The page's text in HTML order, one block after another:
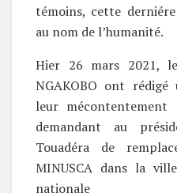
témoins, cette
au nom de l’humanité.
Hier 26 mars 2021,
NGAKOBO ont
leur
demandant au
Touadéra de
MINUSCA dans la
nationale